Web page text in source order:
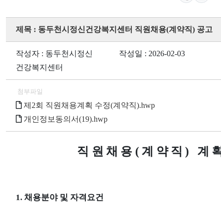
제목 : 동두천시정신건강복지센터 직원채용(계약직) 공고
작성자 : 동두천시정신
건강복지센터
작성일 : 2026-02-03
첨부파일
제2회 직원채용계획 수정(계약직).hwp
개인정보동의서(19).hwp
직원채용 ( 계약직) 계
1. 채용분야 및 자격요건